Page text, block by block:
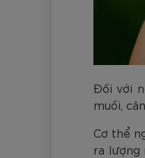
Đối với
muối,
Cơ thể
ra lượng